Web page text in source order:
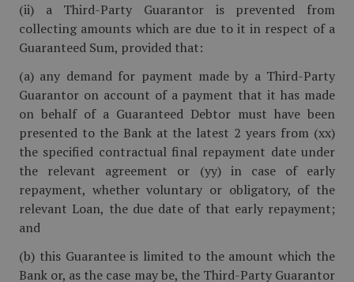
(ii) a Third-Party Guarantor is prevented from
collecting amounts which are due to it in respect of a
Guaranteed Sum, provided that:
(a) any demand for payment made by a Third-Party
Guarantor on account of a pay­ment that it has made
on behalf of a Guaranteed Debtor must have been
presented to the Bank at the latest 2 years from (xx)
the specified contractual final repayment date under
the relevant agree­ment or (yy) in case of early
repayment, whether voluntary or obligatory, of the
relevant Loan, the due date of that early repayment;
and
(b) this Guarantee is limited to the amount which the
Bank or, as the case may be, the Third-Party Guarantor